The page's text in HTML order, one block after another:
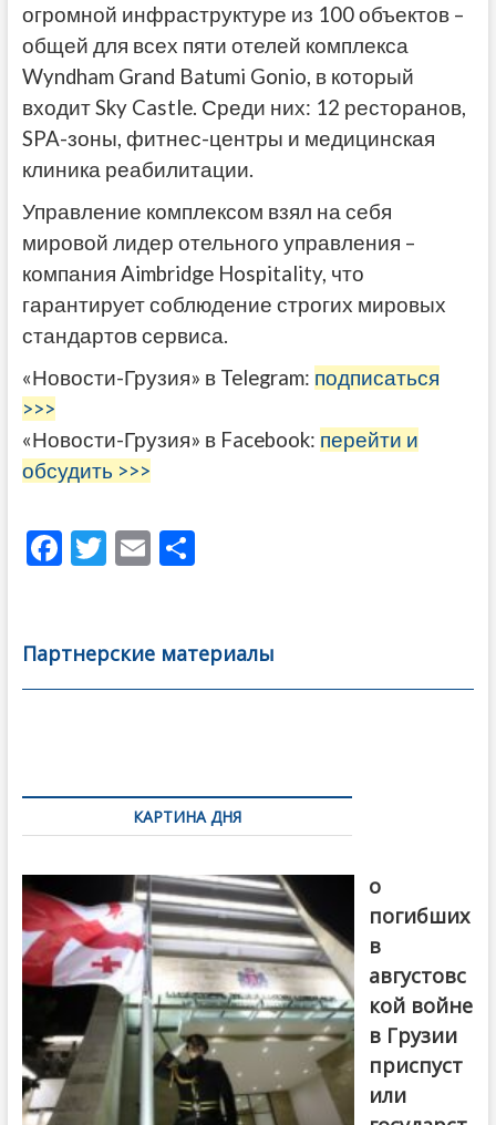
огромной инфраструктуре из 100 объектов –
общей для всех пяти отелей комплекса
Wyndham Grand Batumi Gonio, в который
входит Sky Castle. Среди них: 12 ресторанов,
SPA-зоны, фитнес-центры и медицинская
клиника реабилитации.
Управление комплексом взял на себя
мировой лидер отельного управления –
компания Aimbridge Hospitality, что
гарантирует соблюдение строгих мировых
стандартов сервиса.
«Новости-Грузия» в Telegram: подписаться
>>>
«Новости-Грузия» в Facebook: перейти и
обсудить >>>
F
b
o
T
er
E
l
О
а
в
Партнерские материалы
по
записямКАРТИНА ДНЯ
о
погибших
в
августовс
кой войне
в Грузии
приспуст
или